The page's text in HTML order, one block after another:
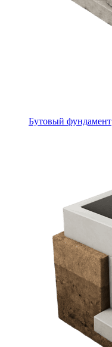
Бутовый фундамент